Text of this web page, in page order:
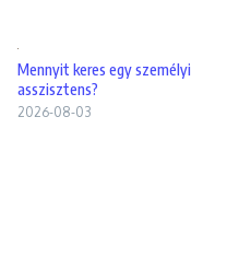
Mennyit keres egy személyi
asszisztens?
2026-08-03